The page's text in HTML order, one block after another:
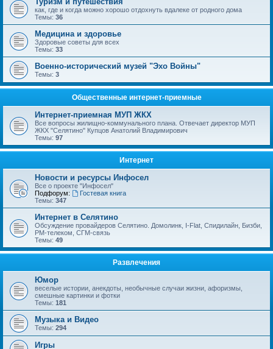
как, где и когда можно хорошо отдохнуть вдалеке от родного дома
Темы: 36
Медицина и здоровье
Здоровые советы для всех
Темы: 33
Военно-исторический музей "Эхо Войны"
Темы: 3
Общественные интернет-приемные
Интернет-приемная МУП ЖКХ
Все вопросы жилищно-коммунального плана. Отвечает директор МУП
ЖКХ "Селятино" Купцов Анатолий Владимирович
Темы: 97
Интернет
Новости и ресурсы Инфосел
Все о проекте "Инфосел"
Подфорум:
Гостевая книга
Темы: 347
Интернет в Селятино
Обсуждение провайдеров Селятино. Домолинк, I-Flat, Спидилайн, Бизби,
РМ-телеком, СГМ-связь
Темы: 49
Развлечения
Юмор
веселые истории, анекдоты, необычные случаи жизни, афоризмы,
смешные картинки и фотки
Темы: 181
Музыка и Видео
Темы: 294
Игры